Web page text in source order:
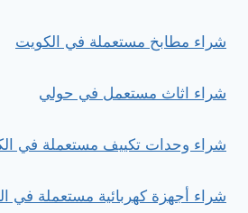
شراء مطابخ مستعملة في الكويت
شراء اثاث مستعمل في حولي
شراء وحدات تكييف مستعملة في
شراء أجهزة كهربائية مستعملة في